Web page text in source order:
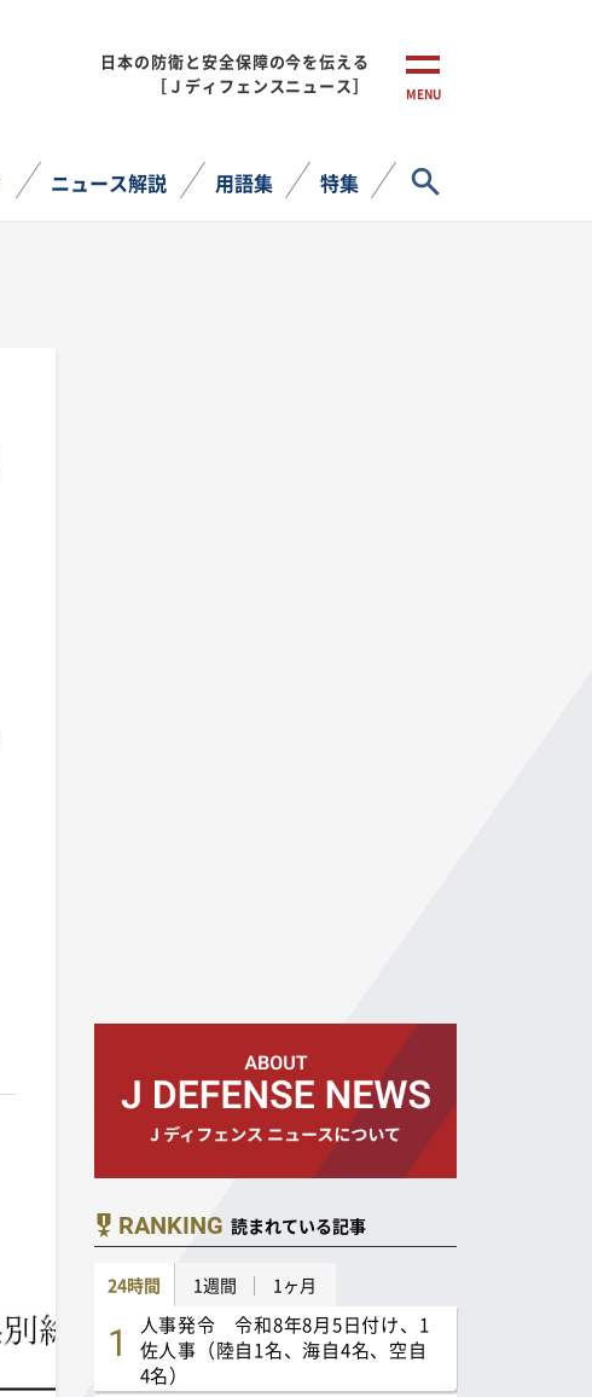
日本の防衛と安全保障の今を伝える
［Ｊディフェンスニュース］
MENU
ニュース解説 用語集 特集
RANKING 読まれている記事
24時間 1週間 1ヶ月
人事発令 令和8年8月5日付け、1
佐人事（陸自1名、海自4名、空自
4名）